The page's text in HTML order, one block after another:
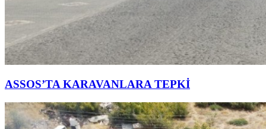
ASSOS’TA KARAVANLARA TEPKİ